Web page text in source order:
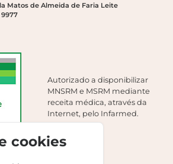
Matos de Almeida de Faria Leite
9977
Autorizado a disponibilizar
MNSRM e MSRM mediante
receita médica, através da
Internet, pelo Infarmed.
cookies